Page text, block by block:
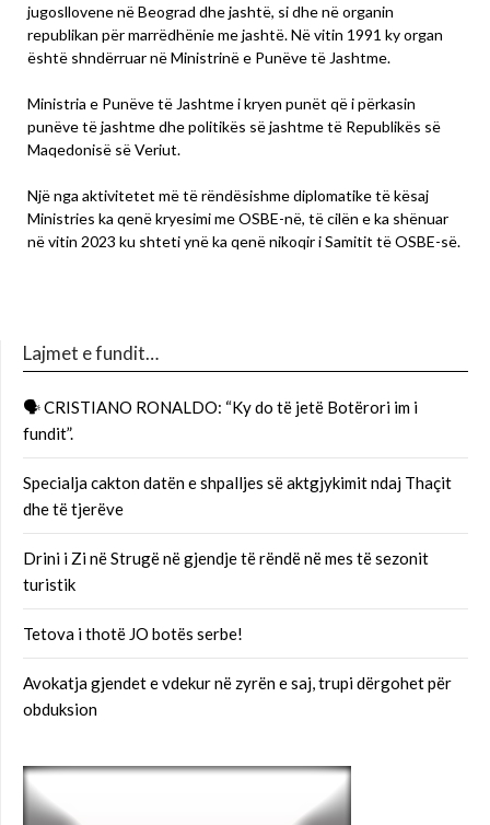
jugosllovene në Beograd dhe jashtë, si dhe në organin
republikan për marrëdhënie me jashtë. Në vitin 1991 ky organ
është shndërruar në Ministrinë e Punëve të Jashtme.
Ministria e Punëve të Jashtme i kryen punët që i përkasin
punëve të jashtme dhe politikës së jashtme të Republikës së
Maqedonisë së Veriut.
Një nga aktivitetet më të rëndësishme diplomatike të kësaj
Ministries ka qenë kryesimi me OSBE-në, të cilën e ka shënuar
në vitin 2023 ku shteti ynë ka qenë nikoqir i Samitit të OSBE-së.
Lajmet e fundit…
🗣 CRISTIANO RONALDO: “Ky do të jetë Botërori im i
fundit”.
Specialja cakton datën e shpalljes së aktgjykimit ndaj Thaçit
dhe të tjerëve
Drini i Zi në Strugë në gjendje të rëndë në mes të sezonit
turistik
Tetova i thotë JO botës serbe!
Avokatja gjendet e vdekur në zyrën e saj, trupi dërgohet për
obduksion